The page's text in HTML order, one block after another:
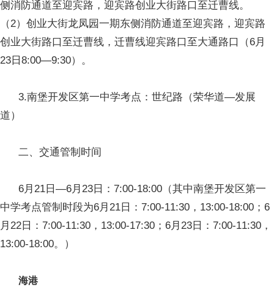
侧消防通道至迎宾路，迎宾路创业大街路口至迁曹线。
（2）创业大街龙凤园一期东侧消防通道至迎宾路，迎宾路
创业大街路口至迁曹线，迁曹线迎宾路口至大通路口（6月
23日8:00—9:30）。
3.南堡开发区第一中学考点：世纪路（荣华道—发展
道）
二、交通管制时间
6月21日—6月23日：7:00-18:00（其中南堡开发区第一
中学考点管制时段为6月21日：7:00-11:30，13:00-18:00；6
月22日：7:00-11:30，13:00-17:30；6月23日：7:00-11:30，
13:00-18:00。）
海港